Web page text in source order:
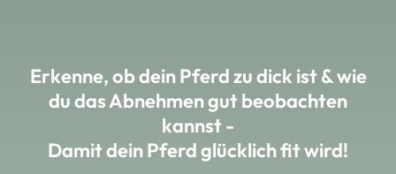
Erkenne, ob dein Pferd zu dick ist & wie
du das Abnehmen gut beobachten
kannst -
Damit dein Pferd glücklich fit wird!